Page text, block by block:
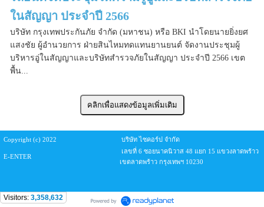
ในสัญญา ประจำปี 2566
บริษัท กรุงเทพประกันภัย จำกัด (มหาชน) หรือ BKI นำโดยนายยิ่งยศ
แสงชัย ผู้อำนวยการ ฝ่ายสินไหมทดแทนยานยนต์ จัดงานประชุมผู้
บริหารอู่ในสัญญาและบริษัทสำรวจภัยในสัญญา ประจำปี 2566 เขต
พื้น...
Copyright (c) 2022 บริษัท ไซคอร์ป จำกัด
E-ENTER
เลขที่ 6 ซอยนาคนิวาส 48 แยก 15 แขวงลาดพร้าว
เขตลาดพร้าว กรุงเทพฯ 10230
Visitors: 3,358,632